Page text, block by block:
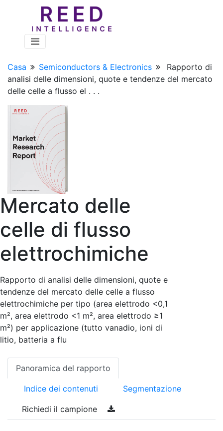
Casa Semiconductors & Electronics
Rapporto di
analisi delle dimensioni, quote e tendenze del mercato
delle celle a flusso el . . .
Mercato delle
celle di flusso
elettrochimiche
Rapporto di analisi delle dimensioni, quote e
tendenze del mercato delle celle a flusso
elettrochimiche per tipo (area elettrodo <0,1
m², area elettrodo <1 m², area elettrodo ≥1
m²) per applicazione (tutto vanadio, ioni di
litio, batteria a flu
Panoramica del rapporto
Indice dei contenuti Segmentazione
Richiedi il campione